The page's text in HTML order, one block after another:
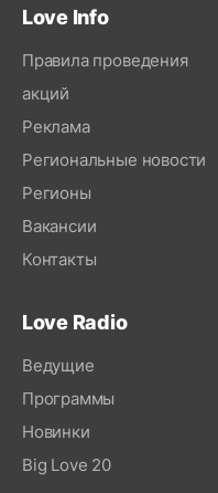
Love Info
Правила проведения
акций
Реклама
Региональные новости
Регионы
Вакансии
Контакты
Love Radio
Ведущие
Программы
Новинки
Big Love 20